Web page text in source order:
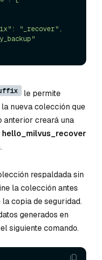
le permite
nueva colección que
anterior creará una
hello_milvus_recover
respaldada sin
la colección antes
copia de seguridad.
generados en
siguiente comando.